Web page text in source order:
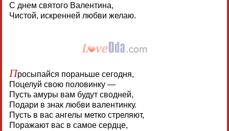
С днем святого Валентина,
Чистой, искренней любви желаю.
Просыпайся пораньше сегодня,
Поцелуй свою половинку —
Пусть амуры вам будут сводней,
Подари в знак любви валентинку.
Пусть в вас ангелы метко стреляют,
Поражают вас в самое сердце,